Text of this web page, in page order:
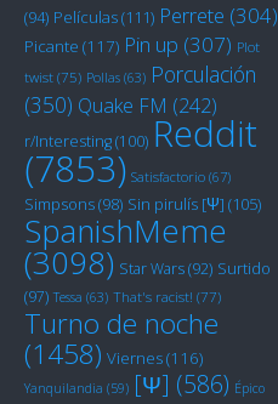
(94) Películas(111) Perrete (304)
Picante (117) Pin up (307) Plot
twist (75) Pollas (63) Porculación
(350) Quake FM (242)
r/Interesting(100) Reddit
(7853) Satisfactorio (67)
Simpsons(98) Sin pirulís [Ψ] (105)
SpanishMeme
(3098) Star Wars(92) Surtido
(97) Tessa (63) That's racist! (77)
Turno de noche
(1458) Viernes(116)
Yanquilandia (59) [Ψ] (586) Épico